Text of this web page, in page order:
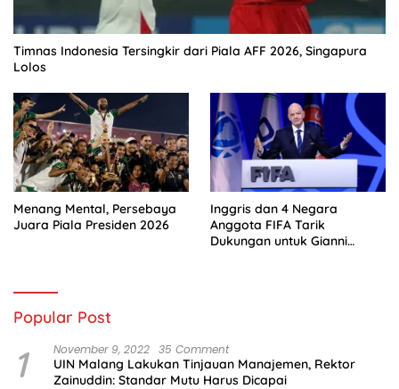
Timnas Indonesia Tersingkir dari Piala AFF 2026, Singapura
Lolos
Menang Mental, Persebaya
Juara Piala Presiden 2026
Inggris dan 4 Negara
Anggota FIFA Tarik
Dukungan untuk Gianni
Popular Post
1 November 9, 2022 35 Comment
UIN Malang Lakukan Tinjauan Manajemen, Rektor
Zainuddin: Standar Mutu Harus Dicapai